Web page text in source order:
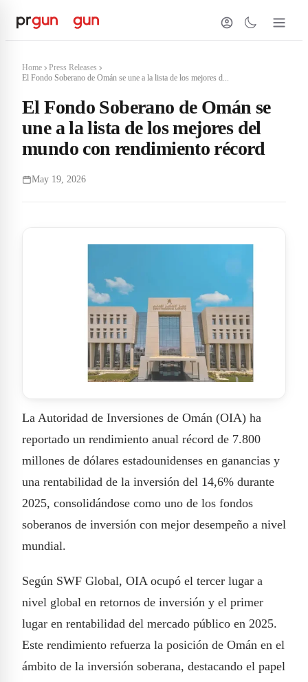
Home
Press Releases
El Fondo Soberano de Omán se une a la lista de los mejores d...
El Fondo Soberano de Omán se
une a la lista de los mejores del
mundo con rendimiento récord
May 19, 2026
La Autoridad de Inversiones de Omán (OIA) ha
reportado un rendimiento anual récord de 7.800
millones de dólares estadounidenses en ganancias y
una rentabilidad de la inversión del 14,6% durante
2025, consolidándose como uno de los fondos
soberanos de inversión con mejor desempeño a nivel
mundial.
Según SWF Global, OIA ocupó el tercer lugar a
nivel global en retornos de inversión y el primer
lugar en rentabilidad del mercado público en 2025.
Este rendimiento refuerza la posición de Omán en el
ámbito de la inversión soberana, destacando el papel